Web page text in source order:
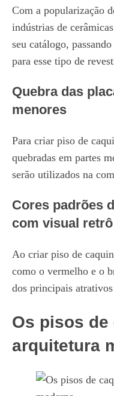
Com a popularização
indústrias de
seu catálogo,
para esse tipo de
Quebra das
menores
Para criar piso de
quebradas em partes
serão utilizados na
Cores padrões
com visual retrô
Ao criar piso de
como o vermelho e o
dos principais
Os pisos
arquitetura